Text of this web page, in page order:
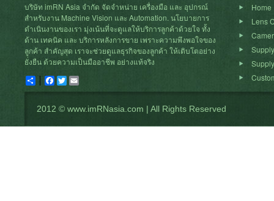
บริษัท imRN Asia จำกัด จัดจำหน่าย เครื่องมือ และ อุปกรณ์
สำหรับงาน Machine Vision และ Automation. นโยบายการ
ดำเนินงานของเรา มุ่งเน้นที่จะดูแลให้บริการลูกค้าด้วยใจ ทั้ง
ด้าน เทคนิค และ บริการหลังการขาย เพราะความพึงพอใจของ
ลูกค้า สำคัญสุด เราจะช่วยดูแลธุรกิจของลูกค้า ให้เติบโตอย่าง
ยั่งยืน ด้วยความเป็นมืออาชีพ อย่างแท้จริง
Share Facebook
Twitter
Home
Lens
2012 © www.imRNasia.com | All Rights Reserved